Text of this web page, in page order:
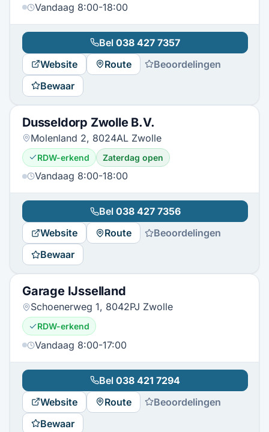
Vandaag 8:00-18:00
Bel 038 427 7357
Website
Route
Beoordelingen
Bewaar
Dusseldorp Zwolle B.V.
Molenland 2, 8024AL Zwolle
RDW-erkend Zaterdag open
Vandaag 8:00-18:00
Bel 038 427 7356
Website
Route
Beoordelingen
Bewaar
Garage IJsselland
Schoenerweg 1, 8042PJ Zwolle
RDW-erkend
Vandaag 8:00-17:00
Bel 038 421 7294
Website
Route
Beoordelingen
Bewaar